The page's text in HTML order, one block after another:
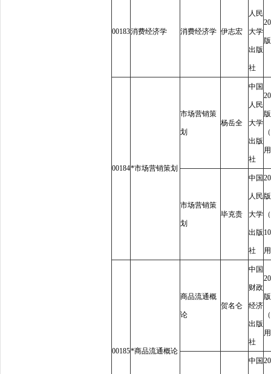
00183消费经济学 消费经济学 伊志宏
人民
大学
出版
社
版
00184*市场营销策划
市场营销策
划
杨岳全
中国
人民
大学
出版
社
版
（
市场营销策
划
毕克贵
中国
人民
大学
出版
社
版
10
00185*商品流通概论
商品流通概
论
贺名仑
中国
财政
经济
出版
社
版
（
中国